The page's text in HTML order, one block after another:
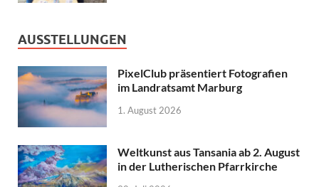
AUSSTELLUNGEN
PixelClub präsentiert Fotografien
im Landratsamt Marburg
1. August 2026
Weltkunst aus Tansania ab 2. August
in der Lutherischen Pfarrkirche